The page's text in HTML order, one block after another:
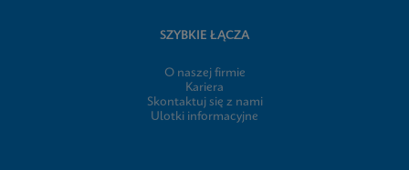
SZYBKIE ŁĄCZA
O naszej firmie
Kariera
Skontaktuj się z nami
Ulotki informacyjne